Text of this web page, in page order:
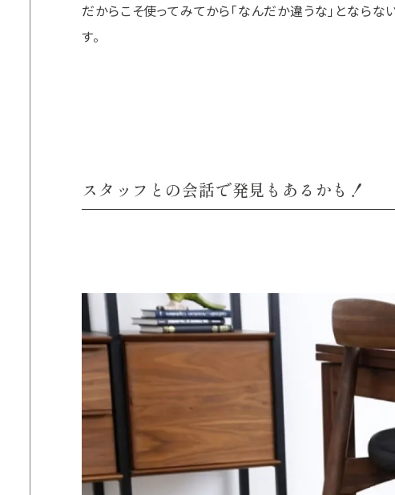
だからこそ使ってみてから「なんだか違うな」となら
す。
スタッフとの会話で発見もあるかも！